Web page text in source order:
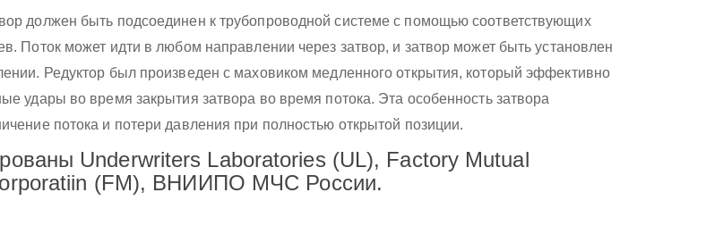
должен быть подсоединен к трубопроводной системе с помощью соответствующих
Поток может идти в любом направлении через затвор, и затвор может быть установлен
Редуктор был произведен с маховиком медленного открытия, который эффективно
удары во время закрытия затвора во время потока. Эта особенность затвора
потока и потери давления при полностью открытой позиции.
Underwriters Laboratories (UL), Factory Mutual
(FM), ВНИИПО МЧС России.